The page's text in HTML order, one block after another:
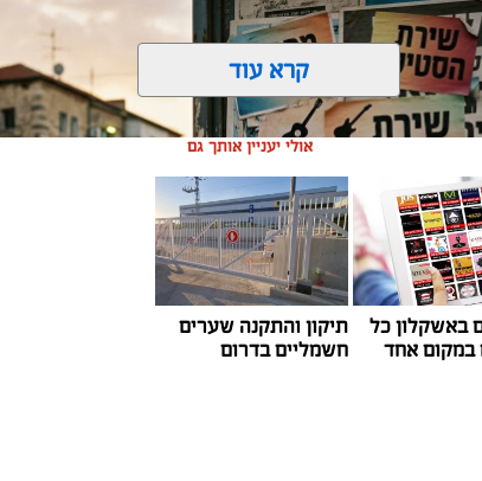
קרא עוד
אולי יעניין אותך גם
באשקלון כל
במקום אחד
תיקון והתקנה שערים
חשמליים בדרום